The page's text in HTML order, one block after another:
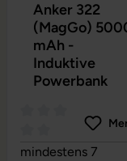
Anker 322
(MagGo)
mAh -
Induktive
Powerbank
Durchschnittliche
mindestens 7